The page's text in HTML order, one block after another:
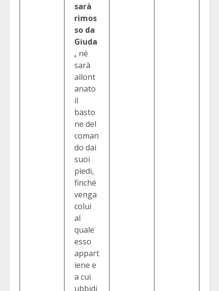
sarà
rimos
so da
Giuda
, né
sarà
allont
anato
il
basto
ne del
coman
do dai
suoi
piedi,
finché
venga
colui
al
quale
esso
appart
iene e
a cui
ubbidi